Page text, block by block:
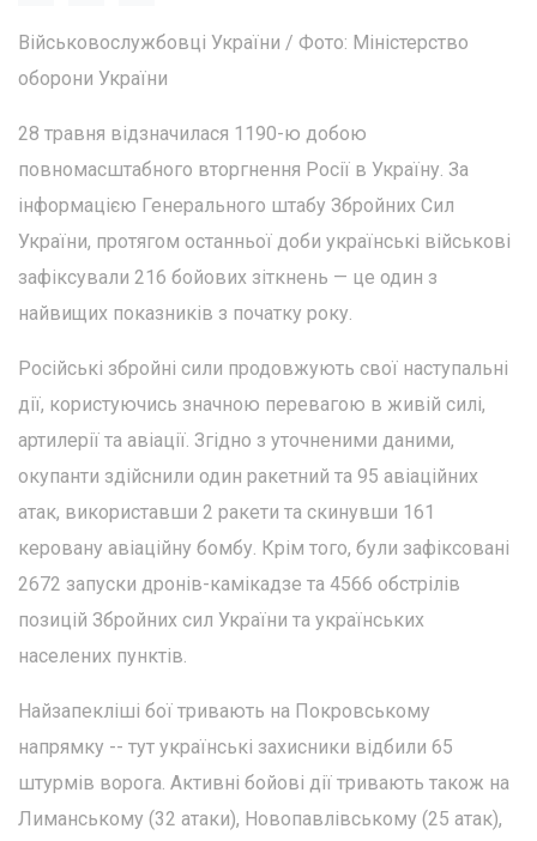
Військовослужбовці України / Фото: Міністерство
оборони України
28 травня відзначилася 1190-ю добою
повномасштабного вторгнення Росії в Україну. За
інформацією Генерального штабу Збройних Сил
України, протягом останньої доби українські військові
зафіксували 216 бойових зіткнень — це один з
найвищих показників з початку року.
Російські збройні сили продовжують свої наступальні
дії, користуючись значною перевагою в живій силі,
артилерії та авіації. Згідно з уточненими даними,
окупанти здійснили один ракетний та 95 авіаційних
атак, використавши 2 ракети та скинувши 161
керовану авіаційну бомбу. Крім того, були зафіксовані
2672 запуски дронів-камікадзе та 4566 обстрілів
позицій Збройних сил України та українських
населених пунктів.
Найзапекліші бої тривають на Покровському
напрямку -- тут українські захисники відбили 65
штурмів ворога. Активні бойові дії тривають також на
Лиманському (32 атаки), Новопавлівському (25 атак),